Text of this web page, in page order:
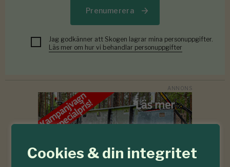
Cookies & din integritet
Prenumerera
Jag godkänner att Skogen lagrar mina personuppgifter.
Läs mer om hur vi behandlar personuppgifter